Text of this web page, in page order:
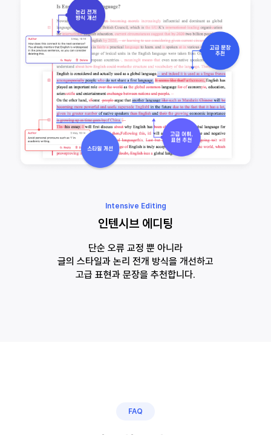
Intensive Editing
인텐시브 에디팅
단순 오류 교정 뿐 아니라
글의 스타일과 논리 전개 방식을 개선하고
고급 표현과 문장을 추천합니다.
FAQ